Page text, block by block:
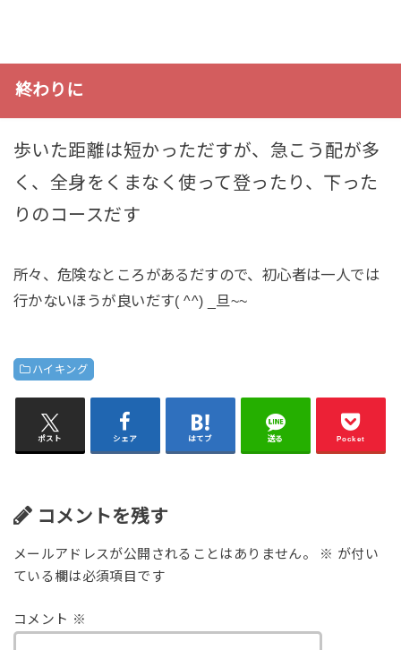
終わりに
歩いた距離は短かっただすが、急こう配が多
く、全身をくまなく使って登ったり、下った
りのコースだす
所々、危険なところがあるだすので、初心者は一人では
行かないほうが良いだす( ^^) _旦~~
ハイキング
ポスト シェア はてブ 送る Pocket
コメントを残す
メールアドレスが公開されることはありません。 ※ が付い
ている欄は必須項目です
コメント ※